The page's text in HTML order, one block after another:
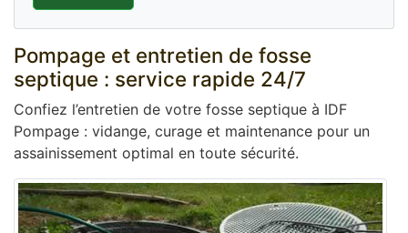
Pompage et entretien de fosse
septique : service rapide 24/7
Confiez l’entretien de votre fosse septique à IDF
Pompage : vidange, curage et maintenance pour un
assainissement optimal en toute sécurité.